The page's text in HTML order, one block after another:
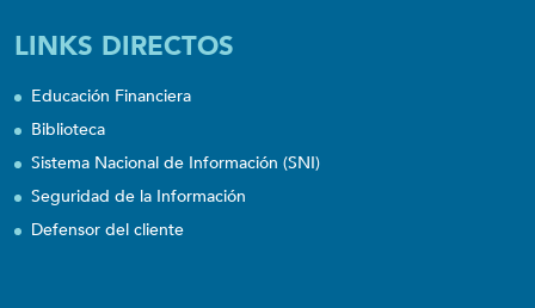
LINKS DIRECTOS
Educación Financiera
Biblioteca
Sistema Nacional de Información (SNI)
Seguridad de la Información
Defensor del cliente